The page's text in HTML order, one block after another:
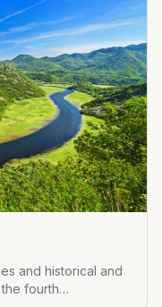
and historical and
fourth